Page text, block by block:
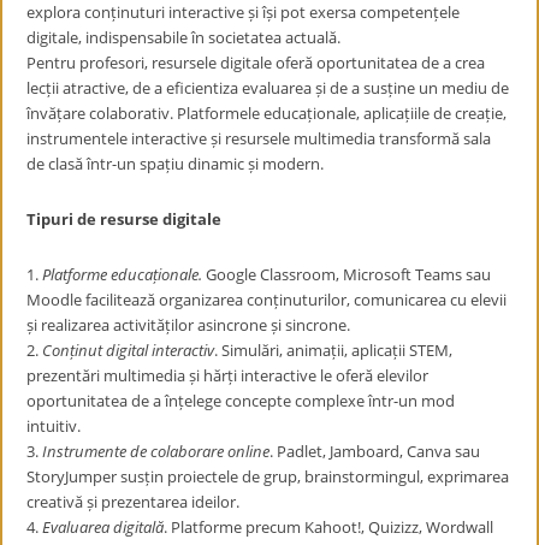
explora conținuturi interactive și își pot exersa competențele
digitale, indispensabile în societatea actuală.
Pentru profesori, resursele digitale oferă oportunitatea de a crea
lecții atractive, de a eficientiza evaluarea și de a susține un mediu de
învățare colaborativ. Platformele educaționale, aplicațiile de creație,
instrumentele interactive și resursele multimedia transformă sala
de clasă într-un spațiu dinamic și modern.
Tipuri de resurse digitale
1.Platforme educaționale. Google Classroom, Microsoft Teams sau
Moodle facilitează organizarea conținuturilor, comunicarea cu elevii
și realizarea activităților asincrone și sincrone.
2. Conținut digital interactiv. Simulări, animații, aplicații STEM,
prezentări multimedia și hărți interactive le oferă elevilor
oportunitatea de a înțelege concepte complexe într-un mod
intuitiv.
3.Instrumente de colaborare online. Padlet, Jamboard, Canva sau
StoryJumper susțin proiectele de grup, brainstormingul, exprimarea
creativă și prezentarea ideilor.
4.Evaluarea digitală. Platforme precum Kahoot!, Quizizz, Wordwall